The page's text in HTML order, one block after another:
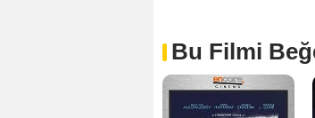
Bu Filmi